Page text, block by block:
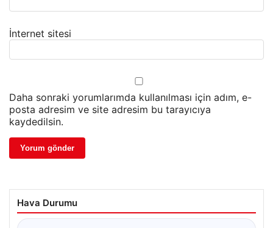
İnternet sitesi
Daha sonraki yorumlarımda kullanılması için adım, e-
posta adresim ve site adresim bu tarayıcıya
kaydedilsin.
Hava Durumu